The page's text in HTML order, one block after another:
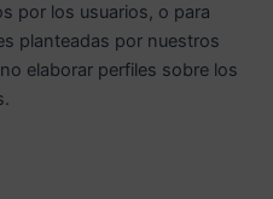
por los usuarios, o para
planteadas por nuestros
elaborar perfiles sobre los